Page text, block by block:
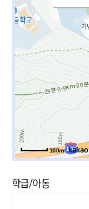
100m
학급/아동